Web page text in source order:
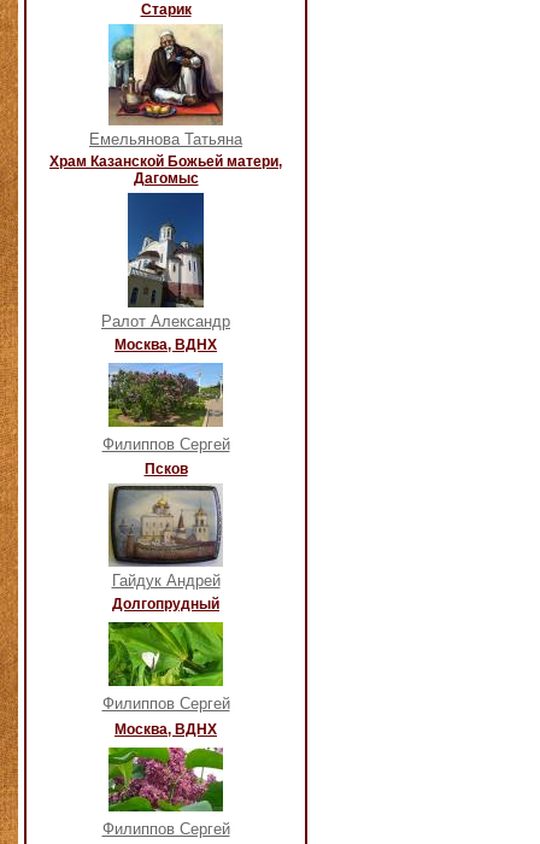
Старик
Емельянова Татьяна
Храм Казанской Божьей матери,
Дагомыс
Ралот Александр
Москва, ВДНХ
Филиппов Сергей
Псков
Гайдук Андрей
Долгопрудный
Филиппов Сергей
Москва, ВДНХ
Филиппов Сергей